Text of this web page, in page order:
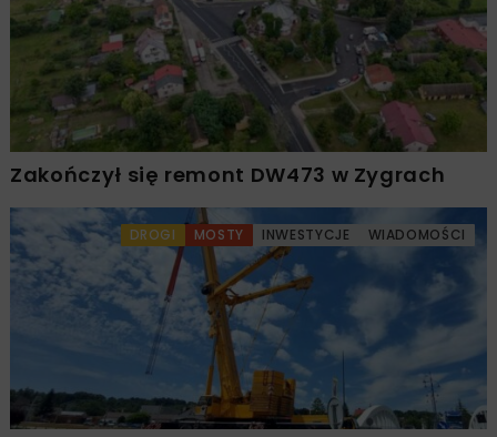
Zakończył się remont DW473 w Zygrach
DROGI MOSTY INWESTYCJE WIADOMOŚCI